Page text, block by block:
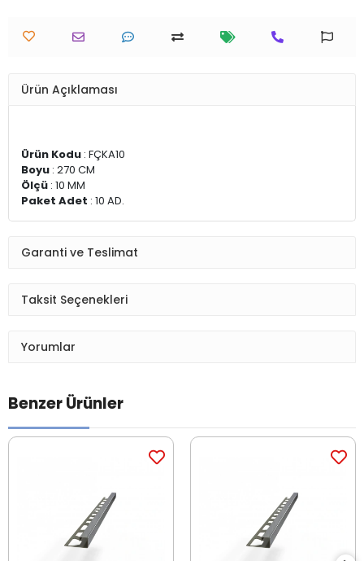
Ürün Açıklaması
Ürün Kodu : FÇKA10
Boyu : 270 CM
Ölçü : 10 MM
Paket Adet : 10 AD.
Garanti ve Teslimat
Taksit Seçenekleri
Yorumlar
Benzer Ürünler